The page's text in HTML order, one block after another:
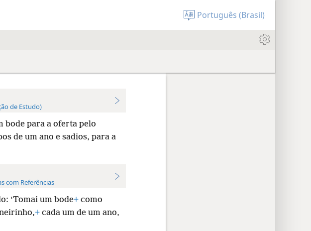
Português (Brasil)
de Estudo)
bode para a oferta pelo
de um ano e sadios, para a
com Referências
‘Tomai um bode+como
+cada um de um ano,